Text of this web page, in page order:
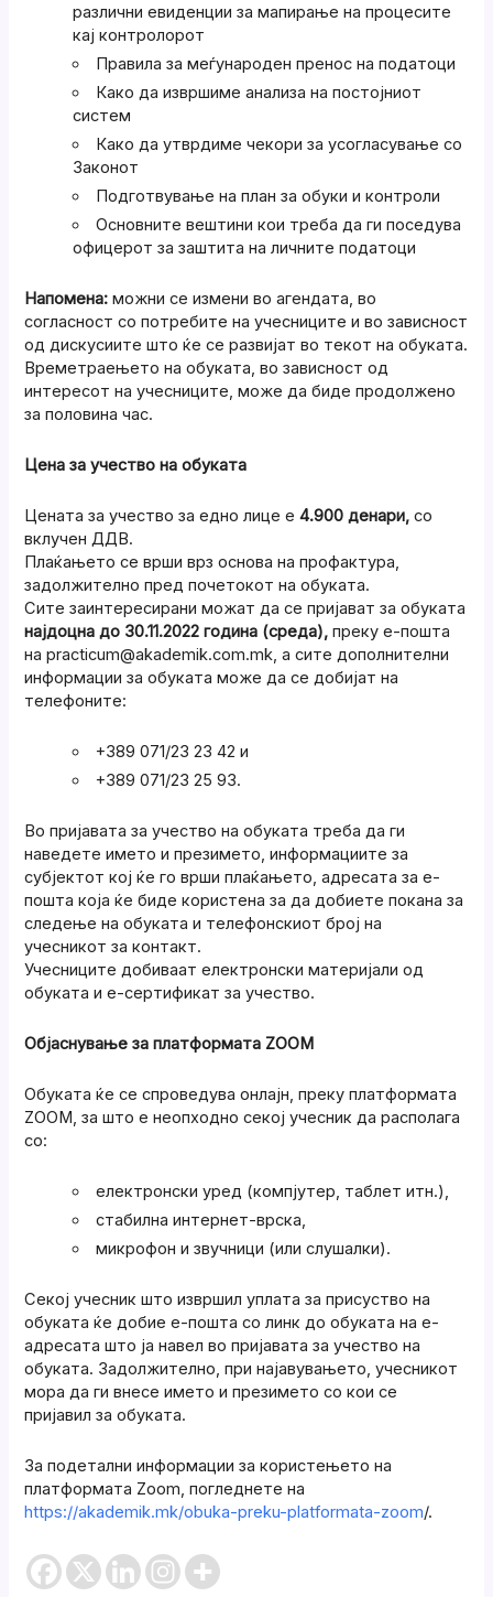
различни евиденции за мапирање на процесите
кај контролорот
Правила за меѓународен пренос на податоци
Како да извршиме анализа на постојниот
систем
Како да утврдиме чекори за усогласување со
Законот
Подготвување на план за обуки и контроли
Основните вештини кои треба да ги поседува
офицерот за заштита на личните податоци
Напомена: можни се измени во агендата, во
согласност со потребите на учесниците и во зависност
од дискусиите што ќе се развијат во текот на обуката.
Времетраењето на обуката, во зависност од
интересот на учесниците, може да биде продолжено
за половина час.
Цена за учество на обуката
Цената за учество за едно лице е4.900 денари, со
вклучен ДДВ.
Плаќањето се врши врз основа на профактура,
задолжително пред почетокот на обуката.
Сите заинтересирани можат да се пријават за обуката
најдоцна до 30.11.2022 година (среда), преку е-пошта
на practicum@akademik.com.mk, а сите дополнителни
информации за обуката може да се добијат на
телефоните:
+389 071/23 23 42 и
+389 071/23 25 93.
Во пријавата за учество на обуката треба да ги
наведете името и презимето, информациите за
субјектот кој ќе го врши плаќањето, адресата за е-
пошта која ќе биде користена за да добиете покана за
следење на обуката и телефонскиот број на
учесникот за контакт.
Учесниците добиваат електронски материјали од
обуката и е-сертификат за учество.
Објаснување за платформата ZOOM
Обуката ќе се спроведува онлајн, преку платформата
ZOOM, за што е неопходно секој учесник да располага
со:
електронски уред (компјутер, таблет итн.),
стабилна интернет-врска,
микрофон и звучници (или слушалки).
Секој учесник што извршил уплата за присуство на
обуката ќе добие е-пошта со линк до обуката на е-
адресата што ја навел во пријавата за учество на
обуката. Задолжително, при најавувањето, учесникот
мора да ги внесе името и презимето со кои се
пријавил за обуката.
За подетални информации за користењето на
платформата Zoom, погледнете на
https://akademik.mk/obuka-preku-platformata-zoom/.